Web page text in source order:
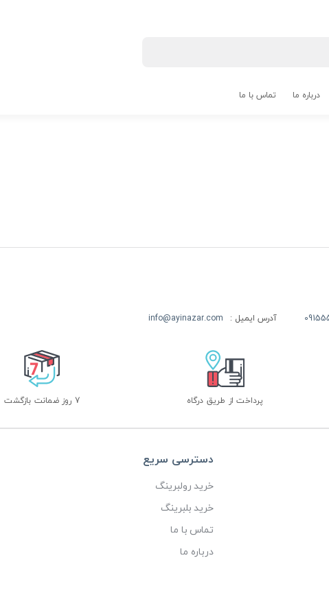
درباره ما تماس با ما
آدرس ایمیل : info@ayinazar.com
پرداخت از طریق درگاه 7 روز ضمانت بازگشت
دسترسی سریع
خرید رولبرینگ
خرید بلبرینگ
تماس با ما
درباره ما